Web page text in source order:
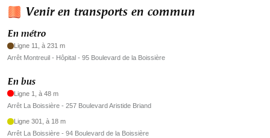
Venir en transports en commun
En métro
Ligne 11, à 231 m
Arrêt Montreuil - Hôpital - 95 Boulevard de la Boissière
En bus
Ligne 1, à 48 m
Arrêt La Boissière - 257 Boulevard Aristide Briand
Ligne 301, à 18 m
Arrêt La Boissière - 94 Boulevard de la Boissière